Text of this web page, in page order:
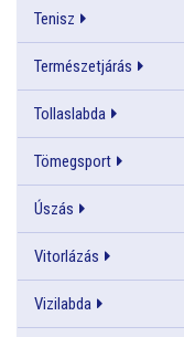
Tenisz
Természetjárás
Tollaslabda
Tömegsport
Úszás
Vitorlázás
Vizilabda